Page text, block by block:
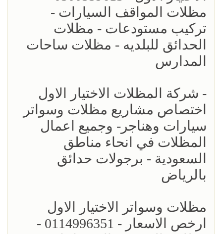
مظلات المواقف السيارات -
تركيب مستودعات - مظلات
الحدائق للبلديه - مظلات ساحات
المدارس
- شركة المظلات الاختيار الاول
اختصاص مشاريع مظلات وسواتر
سيارات وهناجر- وجميع اعمال
المظلات في انحاء مناطق
السعودية - برجولات حدائق
بالرياض
مظلات وسواتر الاختيار الاول
ارخص الاسعار - 0114996351 -